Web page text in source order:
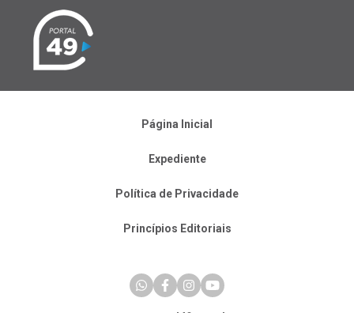
Página Inicial
Expediente
Política de Privacidade
Princípios Editoriais